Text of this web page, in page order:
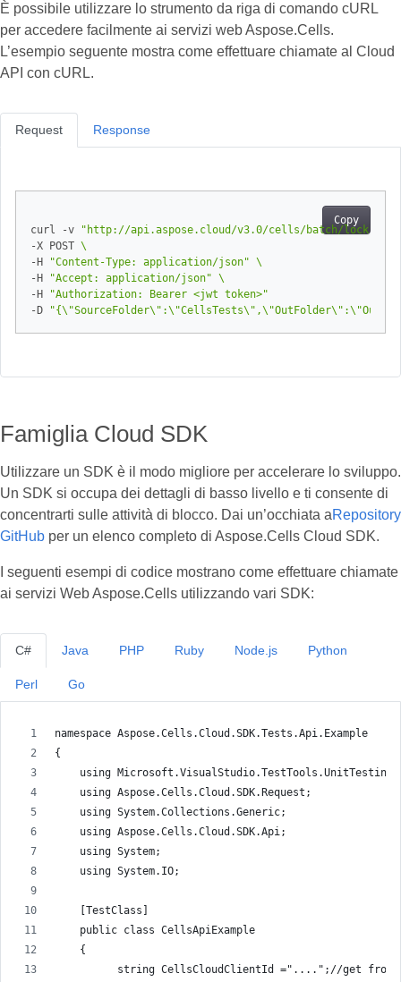
È possibile utilizzare lo strumento da riga di comando cURL
per accedere facilmente ai servizi web Aspose.Cells.
L’esempio seguente mostra come effettuare chiamate al Cloud
API con cURL.
Request
Copy
curl -v "http://api.aspose.cloud/v3.0/cells/batch/lock"
-X POST
-H
"Content-Type: application/json"
-H
"Accept: application/json"
-H
"Authorization: Bearer <jwt token>"
-D
Response
Famiglia Cloud SDK
Utilizzare un SDK è il modo migliore per accelerare lo sviluppo.
Un SDK si occupa dei dettagli di basso livello e ti consente di
concentrarti sulle attività di blocco. Dai un’occhiata aRepository
GitHub per un elenco completo di Aspose.Cells Cloud SDK.
I seguenti esempi di codice mostrano come effettuare chiamate
ai servizi Web Aspose.Cells utilizzando vari SDK:
C#
namespace Aspose.Cells.Cloud.SDK.Tests.Api.Example
{
    using Microsoft.VisualStudio.TestTools.UnitTesting;
    using Aspose.Cells.Cloud.SDK.Request;
    using System.Collections.Generic;
    using Aspose.Cells.Cloud.SDK.Api;
    using System;
    using System.IO;
    [TestClass]
    public class CellsApiExample
    {
string CellsCloudClientId ="....";//get
Java PHP Ruby Node.js Python
Perl Go